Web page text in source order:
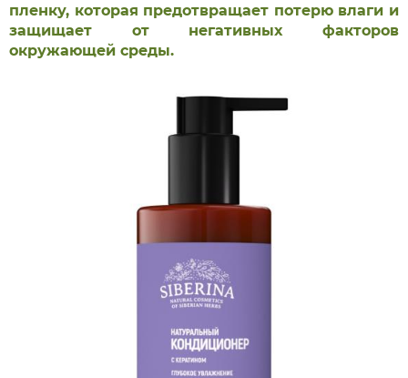
пленку, которая предотвращает потерю влаги и
защищает от негативных факторов
окружающей среды.